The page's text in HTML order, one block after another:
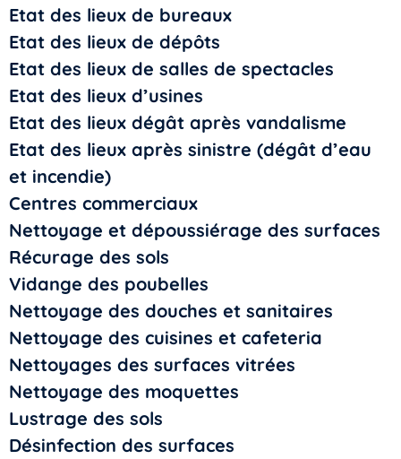
Etat des lieux de bureaux
Etat des lieux de dépôts
Etat des lieux de salles de spectacles
Etat des lieux d’usines
Etat des lieux dégât après vandalisme
Etat des lieux après sinistre (dégât d’eau
et incendie)
Centres commerciaux
Nettoyage et dépoussiérage des surfaces
Récurage des sols
Vidange des poubelles
Nettoyage des douches et sanitaires
Nettoyage des cuisines et cafeteria
Nettoyages des surfaces vitrées
Nettoyage des moquettes
Lustrage des sols
Désinfection des surfaces